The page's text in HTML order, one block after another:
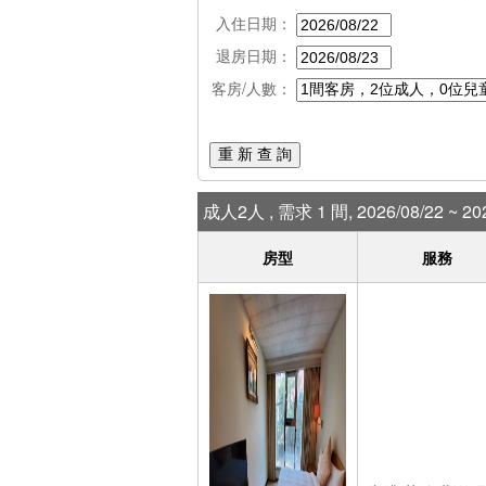
入住日期：
退房日期：
客房/人數：
重 新 查 詢
成人2人 , 需求 1 間, 2026/08/22 ~
房型 服務